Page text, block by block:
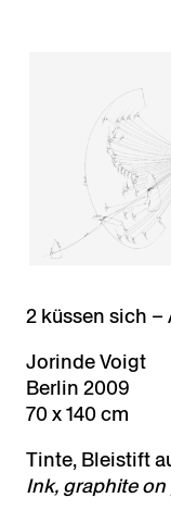
2 küssen sich
Jorinde Voigt
Berlin 2009
70 x 140 cm
Tinte, Bleistift
Ink, graphite